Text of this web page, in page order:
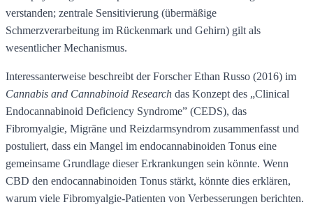
verstanden; zentrale Sensitivierung (übermäßige
Schmerzverarbeitung im Rückenmark und Gehirn) gilt als
wesentlicher Mechanismus.
Interessanterweise beschreibt der Forscher Ethan Russo (2016) im
Cannabis and Cannabinoid Research das Konzept des „Clinical
Endocannabinoid Deficiency Syndrome” (CEDS), das
Fibromyalgie, Migräne und Reizdarmsyndrom zusammenfasst und
postuliert, dass ein Mangel im endocannabinoiden Tonus eine
gemeinsame Grundlage dieser Erkrankungen sein könnte. Wenn
CBD den endocannabinoiden Tonus stärkt, könnte dies erklären,
warum viele Fibromyalgie-Patienten von Verbesserungen berichten.